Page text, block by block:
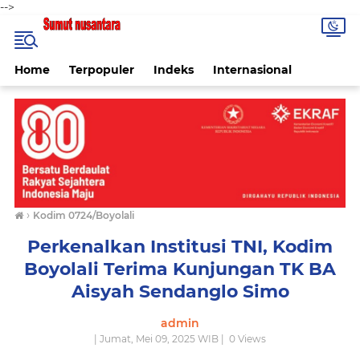
-->
Home Terpopuler Indeks Internasional
› Kodim 0724/Boyolali
Perkenalkan Institusi TNI, Kodim
Boyolali Terima Kunjungan TK BA
Aisyah Sendanglo Simo
admin
| Jumat, Mei 09, 2025 WIB | 0 Views